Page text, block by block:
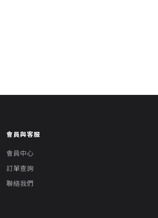
會員與客服
會員中心
訂單查詢
聯絡我們